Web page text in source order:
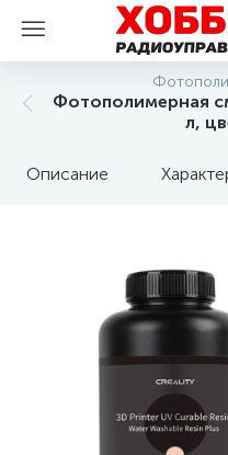
Фотополимерная
л,
Описание